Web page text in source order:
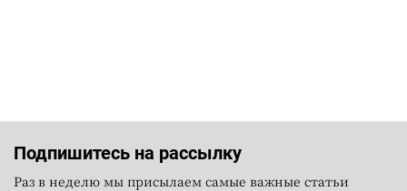
Подпишитесь на рассылку
Раз в неделю мы присылаем самые важные статьи